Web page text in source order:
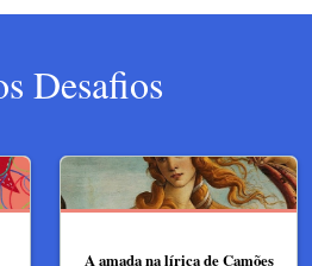
Desafios
A amada na lírica de Camões